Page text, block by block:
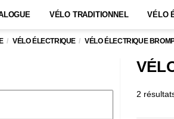
VÉLO TRADITIONNEL VÉLO
VÉLO ÉLECTRIQUE VÉLO ÉLECTRIQUE
2